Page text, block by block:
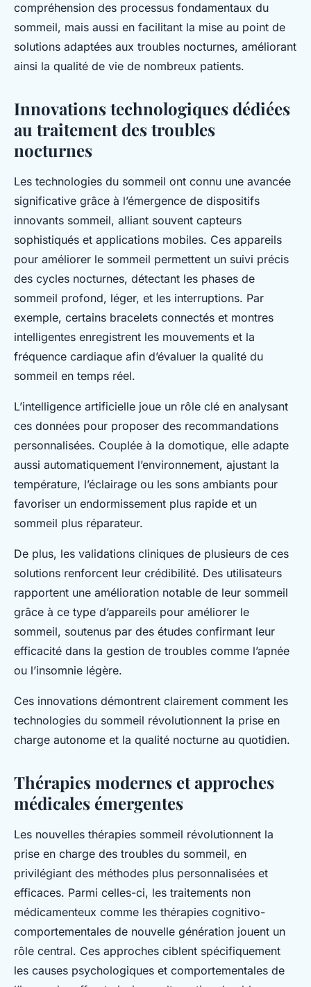
compréhension des processus fondamentaux du
sommeil, mais aussi en facilitant la mise au point de
solutions adaptées aux troubles nocturnes, améliorant
ainsi la qualité de vie de nombreux patients.
Innovations technologiques dédiées
au traitement des troubles
nocturnes
Les technologies du sommeil ont connu une avancée
significative grâce à l’émergence de dispositifs
innovants sommeil, alliant souvent capteurs
sophistiqués et applications mobiles. Ces appareils
pour améliorer le sommeil permettent un suivi précis
des cycles nocturnes, détectant les phases de
sommeil profond, léger, et les interruptions. Par
exemple, certains bracelets connectés et montres
intelligentes enregistrent les mouvements et la
fréquence cardiaque afin d’évaluer la qualité du
sommeil en temps réel.
L’intelligence artificielle joue un rôle clé en analysant
ces données pour proposer des recommandations
personnalisées. Couplée à la domotique, elle adapte
aussi automatiquement l’environnement, ajustant la
température, l’éclairage ou les sons ambiants pour
favoriser un endormissement plus rapide et un
sommeil plus réparateur.
De plus, les validations cliniques de plusieurs de ces
solutions renforcent leur crédibilité. Des utilisateurs
rapportent une amélioration notable de leur sommeil
grâce à ce type d’appareils pour améliorer le
sommeil, soutenus par des études confirmant leur
efficacité dans la gestion de troubles comme l’apnée
ou l’insomnie légère.
Ces innovations démontrent clairement comment les
technologies du sommeil révolutionnent la prise en
charge autonome et la qualité nocturne au quotidien.
Thérapies modernes et approches
médicales émergentes
Les nouvelles thérapies sommeil révolutionnent la
prise en charge des troubles du sommeil, en
privilégiant des méthodes plus personnalisées et
efficaces. Parmi celles-ci, les traitements non
médicamenteux comme les thérapies cognitivo-
comportementales de nouvelle génération jouent un
rôle central. Ces approches ciblent spécifiquement
les causes psychologiques et comportementales de